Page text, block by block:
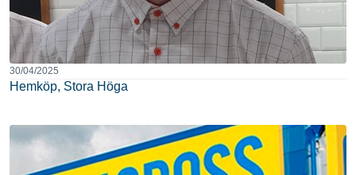
30/04/2025
Hemköp, Stora Höga